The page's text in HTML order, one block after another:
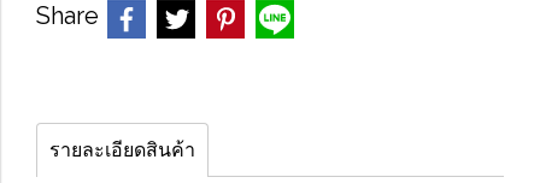
Share
รายละเอียดสินค้า